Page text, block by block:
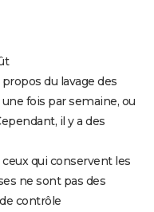
du lavage des
fois par semaine, ou
il y a des
qui conservent les
ne sont pas des
contrôle